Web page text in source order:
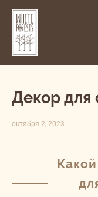
Декор для
октября 2, 2023